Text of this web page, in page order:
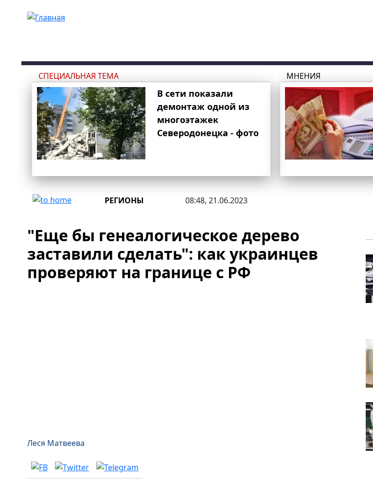
СПЕЦИАЛЬНАЯ ТЕМА
В сети показали
демонтаж одной из
многоэтажек
Северодонецка - фото
МНЕНИЯ
РЕГИОНЫ 08:48, 21.06.2023
"Еще бы генеалогическое дерево
заставили сделать": как украинцев
проверяют на границе с РФ
Леся Матвеева